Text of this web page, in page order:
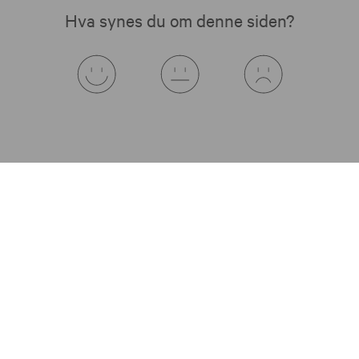
Hva synes du om denne siden?